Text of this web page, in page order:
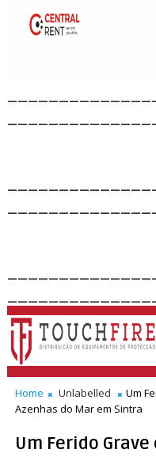
Home Unlabelled
Um
Azenhas do Mar em Sintra
Um Ferido